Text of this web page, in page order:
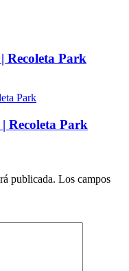
Recoleta Park
Recoleta Park
publicada. Los campos